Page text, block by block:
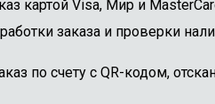
картой Visa, Мир и
заказа и проверки
по счету с QR-кодом,